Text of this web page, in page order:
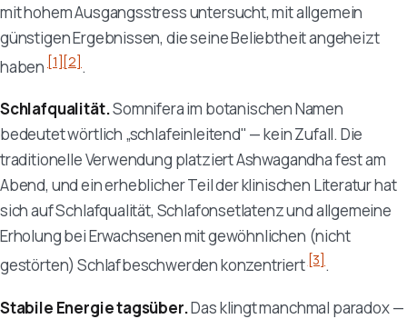
mit hohem Ausgangsstress untersucht, mit allgemein
günstigen Ergebnissen, die seine Beliebtheit angeheizt
haben [1] [2].
Schlafqualität.Somniferaim botanischen Namen
bedeutet wörtlich „schlafeinleitend" — kein Zufall. Die
traditionelle Verwendung platziert Ashwagandha fest am
Abend, und ein erheblicher Teil der klinischen Literatur hat
sich auf Schlafqualität, Schlafonsetlatenz und allgemeine
Erholung bei Erwachsenen mit gewöhnlichen (nicht
gestörten) Schlafbeschwerden konzentriert [3] .
Stabile Energie tagsüber.Das klingt manchmal paradox —